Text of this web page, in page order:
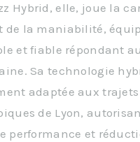
Hybrid, elle, joue la
de la maniabilité,
et fiable répondant
Sa technologie
adaptée aux
de Lyon,
performance et